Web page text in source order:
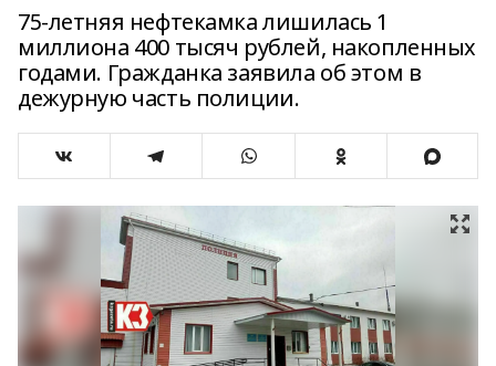
75-летняя нефтекамка лишилась 1
миллиона 400 тысяч рублей, накопленных
годами. Гражданка заявила об этом в
дежурную часть полиции.